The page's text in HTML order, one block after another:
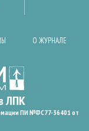
О ЖУРНАЛЕ
ПИ №ФС77-36401 от